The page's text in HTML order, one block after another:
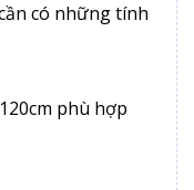
có những tính
phù hợp